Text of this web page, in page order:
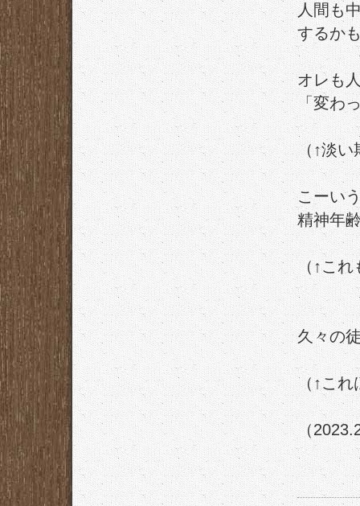
人間も
するか
オレも
「変わ
（↑淡い
こーい
精神年
（↑これ
久々の
（↑こ
（